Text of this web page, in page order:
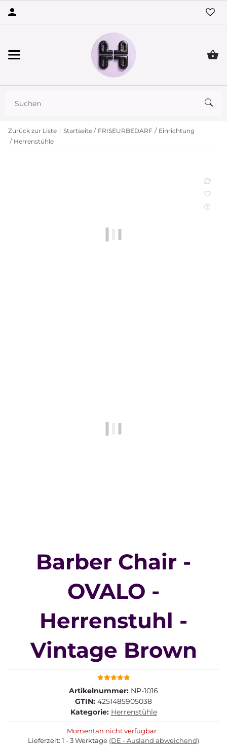
Zurück zur Liste Startseite FRISEURBEDARF
Einrichtung
Herrenstühle
Barber Chair -
OVALO -
Herrenstuhl -
Vintage Brown
Artikelnummer: NP-1016
GTIN: 4251485905038
Kategorie: Herrenstühle
Momentan nicht verfügbar
Lieferzeit: 1 - 3 Werktage (DE - Ausland abweichend)